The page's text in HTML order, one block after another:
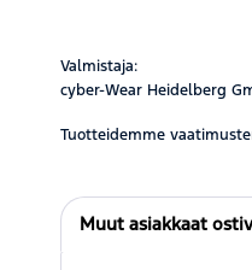
Valmistaja:
cyber-Wear Heidelberg
Tuotteidemme
Muut asiakkaat